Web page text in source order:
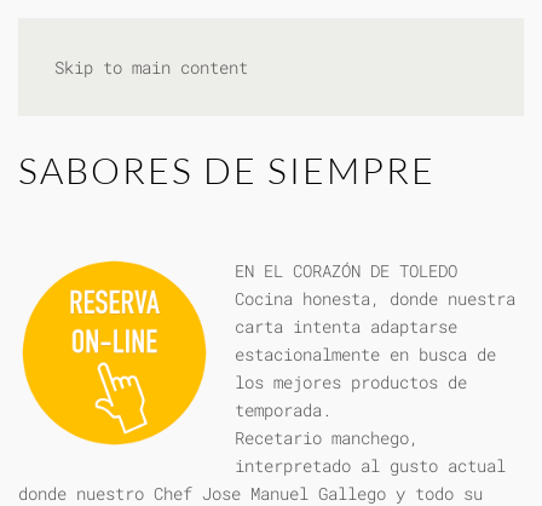
Skip to main content
SABORES DE SIEMPRE
EN EL CORAZÓN DE TOLEDO
Cocina honesta, donde nuestra
carta intenta adaptarse
estacionalmente en busca de
los mejores productos de
temporada.
Recetario manchego,
interpretado al gusto actual
donde nuestro Chef Jose Manuel Gallego y todo su